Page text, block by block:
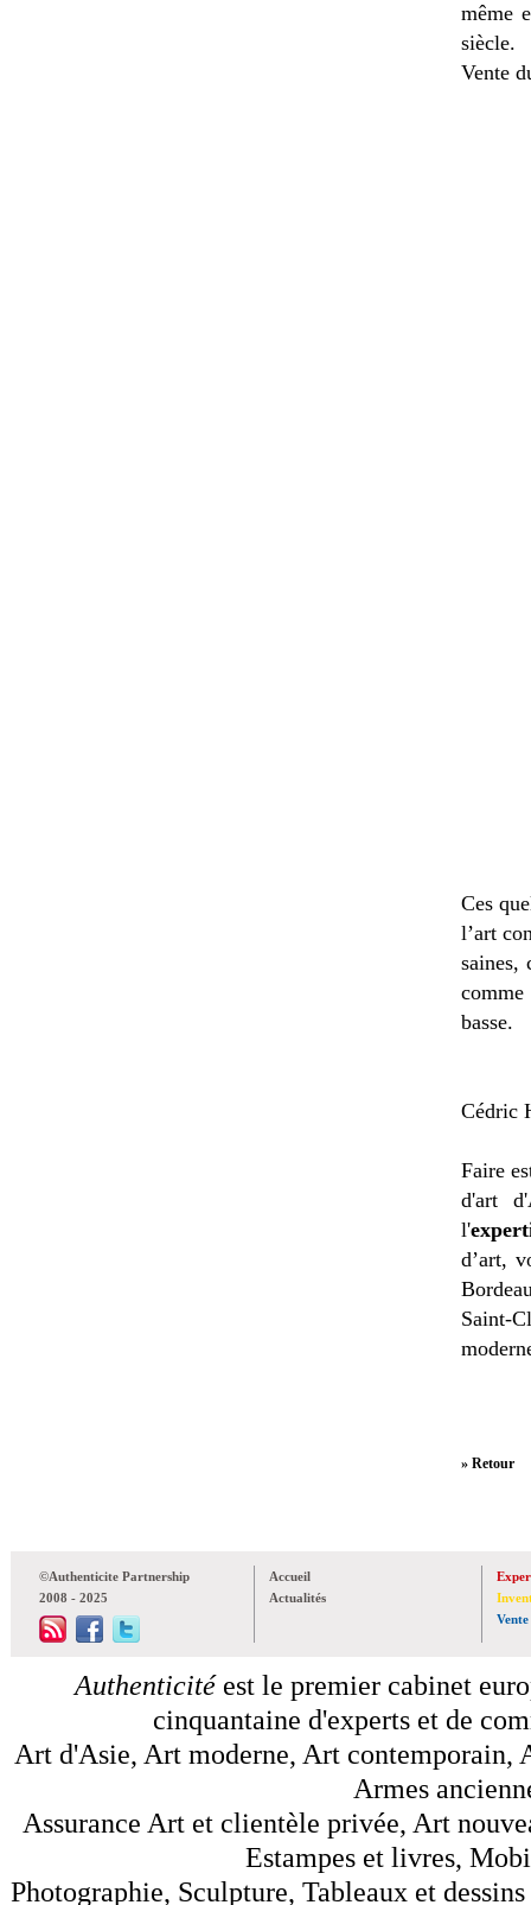
même
siècle.
Vente
Ces
l’art
saines,
basse.
Cédric
Faire
d'art
l'
d’art,
Saint-
» Retour
©Authenticite Partnership
2008 - 2025
Accueil
Actualités
Vente
Authenticitéest le premier cabinet
cinquantaine d'experts et de
Art d'Asie, Art moderne, Art contemporain,
Armes
Assurance Art et clientèle privée, Art
Estampes et livres,
Photographie, Sculpture, Tableaux et